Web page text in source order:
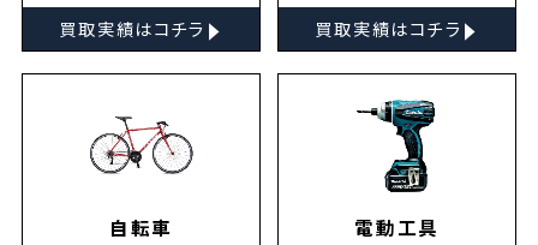
買取実績はコチラ ▸ 買取実績はコチラ ▸
自転車 電動工具